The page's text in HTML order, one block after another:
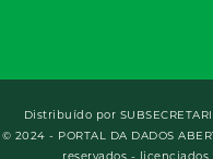
Distribuído por
© 2024 - PORTAL DA DADOS
reservados -